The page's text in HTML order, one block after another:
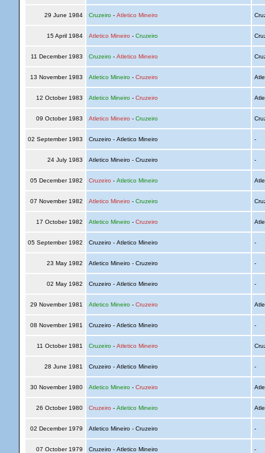
29 June 1984 Cruzeiro- Atletico Mineiro
15 April 1984 Atletico Mineiro - Cruzeiro
11 December 1983 Cruzeiro- Atletico Mineiro
13 November 1983 Atletico Mineiro- Cruzeiro
12 October 1983 Atletico Mineiro- Cruzeiro
09 October 1983 Atletico Mineiro - Cruzeiro
02 September 1983 Cruzeiro - Atletico Mineiro -
24 July 1983 Atletico Mineiro - Cruzeiro -
05 December 1982 Cruzeiro - Atletico Mineiro
07 November 1982 Atletico Mineiro - Cruzeiro
17 October 1982 Atletico Mineiro- Cruzeiro
05 September 1982 Cruzeiro - Atletico Mineiro -
23 May 1982 Atletico Mineiro - Cruzeiro -
02 May 1982 Cruzeiro - Atletico Mineiro -
29 November 1981 Atletico Mineiro- Cruzeiro
08 November 1981 Cruzeiro - Atletico Mineiro -
11 October 1981 Cruzeiro- Atletico Mineiro
28 June 1981 Cruzeiro - Atletico Mineiro -
30 November 1980 Atletico Mineiro- Cruzeiro
26 October 1980 Cruzeiro - Atletico Mineiro
02 December 1979 Atletico Mineiro - Cruzeiro -
07 October 1979 Cruzeiro - Atletico Mineiro -